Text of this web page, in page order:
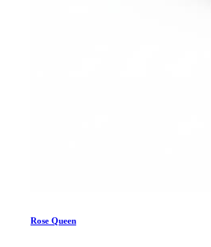
Rose Queen